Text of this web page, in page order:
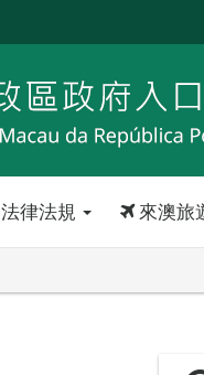
法律法規 來澳旅